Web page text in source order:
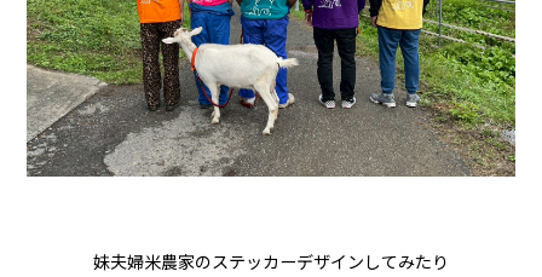
妹夫婦米農家のステッカーデザインしてみたり